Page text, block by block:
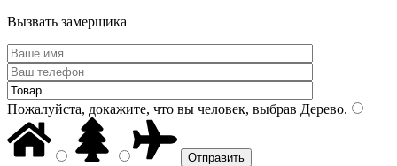
Вызвать замерщика
Пожалуйста, докажите, что вы человек, выбрав Дерево.